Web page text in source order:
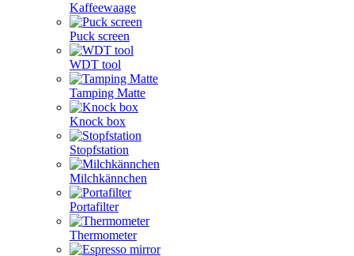
Kaffeewaage
Puck screen
WDT tool
Tamping Matte
Knock box
Stopfstation
Milchkännchen
Portafilter
Thermometer